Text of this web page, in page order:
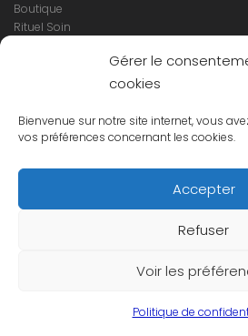
Gérer le
cookies
Bienvenue sur notre site internet, vous
vos préférences concernant les cookies.
Accepter
Refuser
Voir les
Politique de
Boutique
Rituel Soin
Conditions générales d’utilisation
Mentions légales